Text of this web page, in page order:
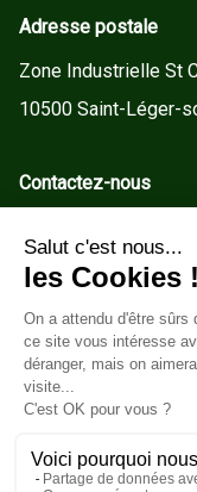
Adresse postale
Zone Industrielle St
10500 Saint-Léger-
Contactez-nous
Tel : +33(0)3 25 92 78
Service client
Conditions Générales
Mentions légales
Politique de cookies